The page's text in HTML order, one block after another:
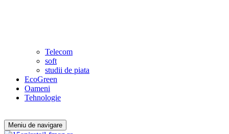
Telecom
soft
studii de piata
EcoGreen
Oameni
Tehnologie
Meniu de navigare